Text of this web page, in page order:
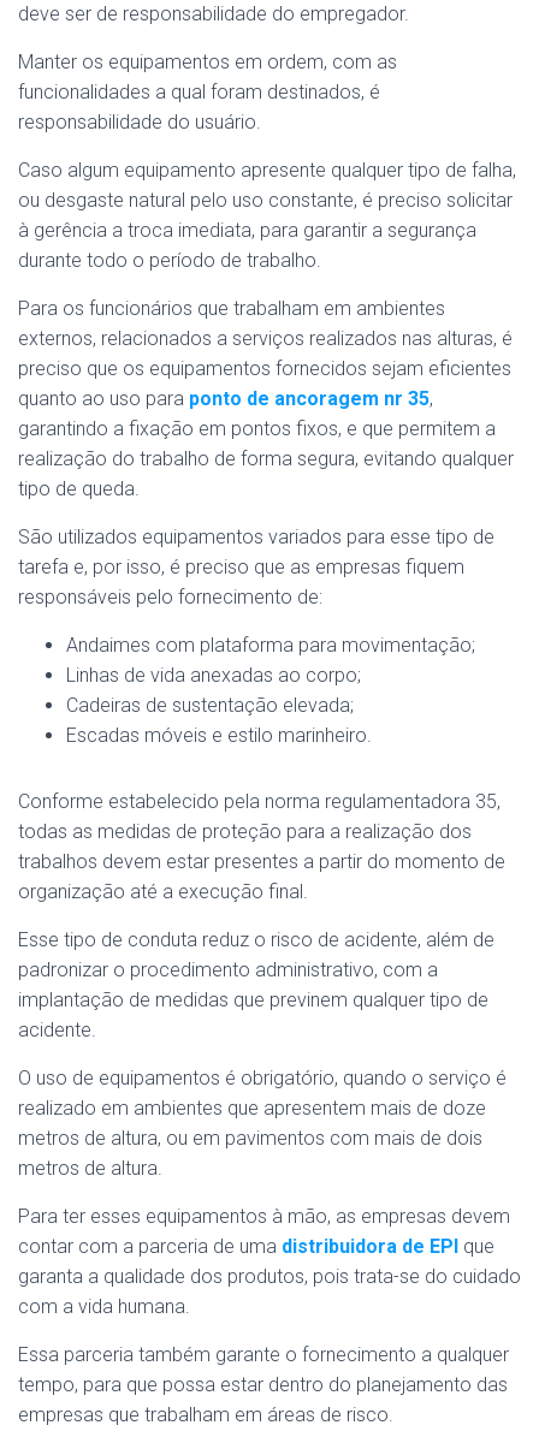
deve ser de responsabilidade do empregador.
Manter os equipamentos em ordem, com as
funcionalidades a qual foram destinados, é
responsabilidade do usuário.
Caso algum equipamento apresente qualquer tipo de falha,
ou desgaste natural pelo uso constante, é preciso solicitar
à gerência a troca imediata, para garantir a segurança
durante todo o período de trabalho.
Para os funcionários que trabalham em ambientes
externos, relacionados a serviços realizados nas alturas, é
preciso que os equipamentos fornecidos sejam eficientes
quanto ao uso para ponto de ancoragem nr 35,
garantindo a fixação em pontos fixos, e que permitem a
realização do trabalho de forma segura, evitando qualquer
tipo de queda.
São utilizados equipamentos variados para esse tipo de
tarefa e, por isso, é preciso que as empresas fiquem
responsáveis pelo fornecimento de:
Andaimes com plataforma para movimentação;
Linhas de vida anexadas ao corpo;
Cadeiras de sustentação elevada;
Escadas móveis e estilo marinheiro.
Conforme estabelecido pela norma regulamentadora 35,
todas as medidas de proteção para a realização dos
trabalhos devem estar presentes a partir do momento de
organização até a execução final.
Esse tipo de conduta reduz o risco de acidente, além de
padronizar o procedimento administrativo, com a
implantação de medidas que previnem qualquer tipo de
acidente.
O uso de equipamentos é obrigatório, quando o serviço é
realizado em ambientes que apresentem mais de doze
metros de altura, ou em pavimentos com mais de dois
metros de altura.
Para ter esses equipamentos à mão, as empresas devem
contar com a parceria de uma distribuidora de EPI que
garanta a qualidade dos produtos, pois trata-se do cuidado
com a vida humana.
Essa parceria também garante o fornecimento a qualquer
tempo, para que possa estar dentro do planejamento das
empresas que trabalham em áreas de risco.